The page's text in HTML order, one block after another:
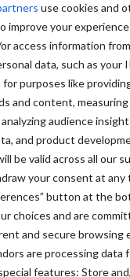
use cookies and
improve your
access information
data, such as your
purposes like
and content,
audience
and product
be valid across all our
your consent at any
button at the
choices and are
and secure browsing
are processing data
features: Store
tot 480 euro
zijn.
voor straks
lichte toets hebt
de extra